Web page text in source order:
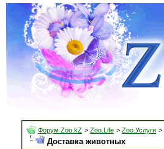
Форум Zoo.kZ > Zoo.Life > Zoo.Услуги >
Доставка животных